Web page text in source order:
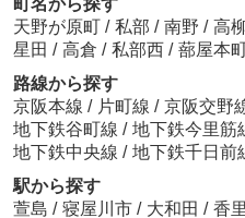
天野が原町 / 私部 / 南野 / 高
星田 / 高倉 / 私部西 / 蔀屋本
路線から探す
京阪本線 / 片町線 / 京阪交野
地下鉄谷町線 / 地下鉄今里筋
地下鉄中央線 / 地下鉄千日前
駅から探す
萱島 / 寝屋川市 / 大和田 / 香